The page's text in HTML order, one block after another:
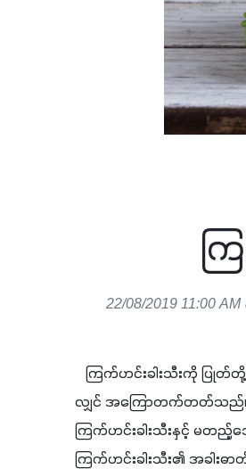
က
22/08/2019 11:00
ကြက်ဟင်းခါးသီးကို ပြုတ်တို့
လျှင် အကြောတက်တတ်သည်။
ကြက်ဟင်းခါးသီးနှင့် မတည့်
ကြက်ဟင်းခါးသီး၏ အခါး